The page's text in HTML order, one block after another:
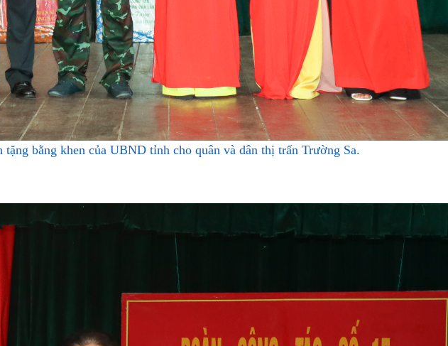
bằng khen của UBND tỉnh cho quân và dân thị trấn Trường Sa.